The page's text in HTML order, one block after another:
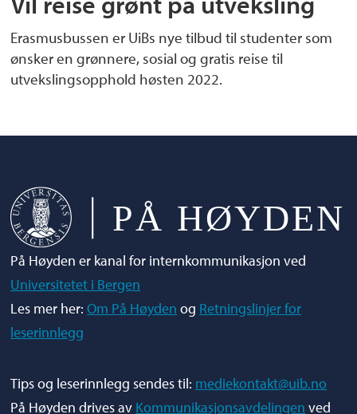
Erasmusbussen er UiBs nye tilbud til studenter som
ønsker en grønnere, sosial og gratis reise til
utvekslingsopphold høsten 2022.
På Høyden er kanal for internkommunikasjon ved
Universitetet i Bergen
Les mer her:Om På Høyden og Retningslinjer for
leserinnlegg
Tips og leserinnlegg sendes til: mediekontakt@uib.no
På Høyden drives av Kommunikasjonsavdelingen ved